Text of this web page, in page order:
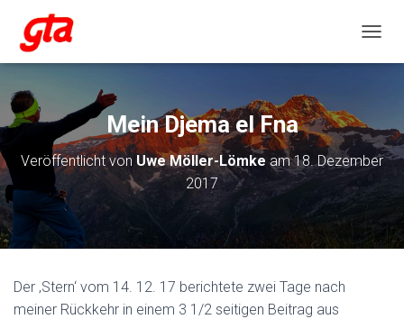
Mein Djema el Fna
Veröffentlicht von Uwe Möller-Lömke am18. Dezember
2017
Der ‚Stern‘ vom 14. 12. 17 berichtete zwei Tage nach
meiner Rückkehr in einem 3 1/2 seitigen Beitrag aus